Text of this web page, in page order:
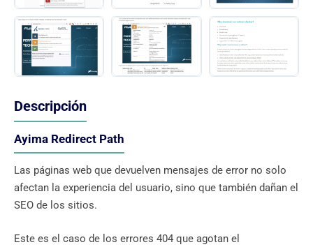
Descripción
Ayima Redirect Path
Las páginas web que devuelven mensajes de error no solo
afectan la experiencia del usuario, sino que también dañan el
SEO de los sitios.
Este es el caso de los errores 404 que agotan el